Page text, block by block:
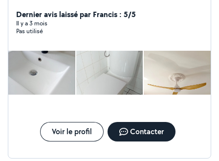
Dernier avis laissé par Francis : 5/5
Il y a 3 mois
Pas utilisé
Voir le profil Contacter